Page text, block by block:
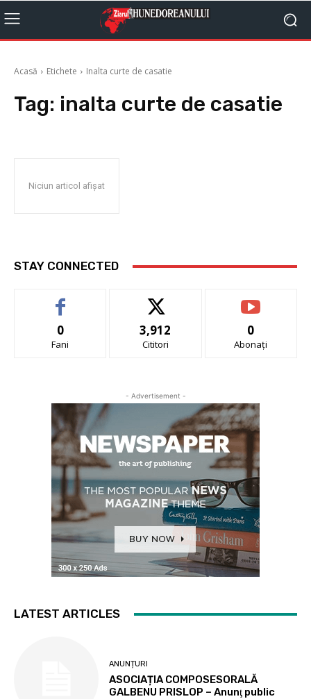
Acasă Etichete Inalta curte de casatie
Tag: inalta curte de casatie
Niciun articol afișat
STAY CONNECTED
0
Fani
3,912
Cititori
0
Abonați
- Advertisement -
LATEST ARTICLES
ANUNȚURI
ASOCIAȚIA COMPOSESORALĂ
GALBENU PRISLOP – Anunţ public